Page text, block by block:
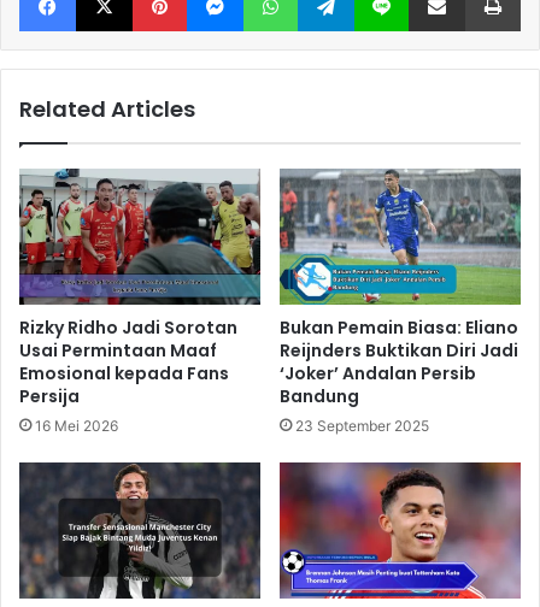
Related Articles
Rizky Ridho Jadi Sorotan
Usai Permintaan Maaf
Emosional kepada Fans
Persija
16 Mei 2026
Bukan Pemain Biasa: Eliano
Reijnders Buktikan Diri Jadi
‘Joker’ Andalan Persib
Bandung
23 September 2025